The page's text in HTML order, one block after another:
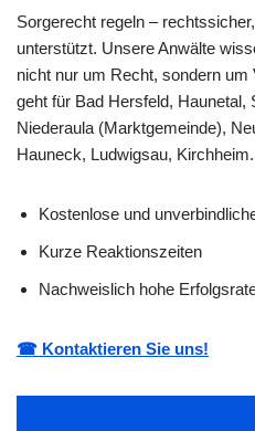
Sorgerecht regeln –
unterstützt. Unsere Anwälte
nicht nur um Recht, sondern um
geht für Bad Hersfeld, Haunetal,
Niederaula (Marktgemeinde),
Hauneck, Ludwigsau, Kirchheim.
Kostenlose und
Kurze Reaktionszeiten
Nachweislich hohe
☎ Kontaktieren Sie uns!